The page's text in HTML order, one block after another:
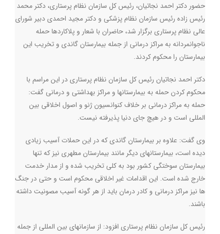
حضور دکتر احمد نجاتیان، رئیس کل سازمان نظام پرستاری، دکتر محمد
رئیس زاده رئیس سازمان نظام پزشکی و دکتر مجید احمدی دبیر شورای
عالی نظام پرستاری برگزار شد، حاضران با شعار و پلاکاردها حمله
ناجوانمردانه به مراکز درمانی از جمله بیمارستان گاندی و تخریب این
بیمارستان را محکوم کردند.
دکتر احمد نجاتیان رئیس کل سازمان نظام پرستاری در این مراسم با
محکوم کردن حمله به بیمارستانها و مراکز بهداشتی و درمانی گفت:
حمله به مراکز درمانی بر خلاف کنوانسیون ژنو و اصول اخلاقی بین
المللی است و در هیچ جای دنیا پذیرفته نیست.
وی گفت: علاوه بر بیمارستان گاندی که در این حملات آسیب زیادی
دیده است، بیمارستانهای دیگر مانند بیمارستان مطهری نیز که تنها
بیمارستان سوختگی کشور بود به کلی تخریب شده و از مدار خدمت
خارج شده است. این اقدامات غیر اخلاقی محکوم است و حتی در جنگ
ها نیز مراکز درمانی و کادر درمان باید از هر گونه آسیب مصونیت داشته
باشند.
رئیس کل سازمان نظام پرستاری افزود: از سازمانهای بین المللی از جمله